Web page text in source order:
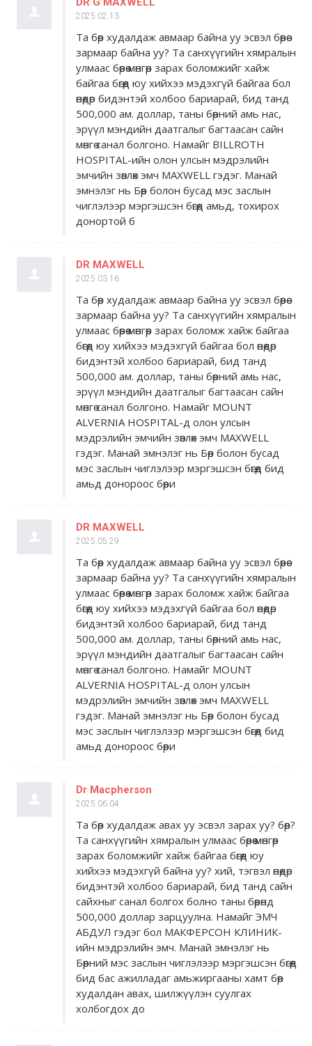
2025.02.13
Та бөөр худалдаж авмаар байна уу эсвэл бөөрөө
зармаар байна уу? Та санхүүгийн хямралын
улмаас бөөрөө мөнгөөр ​​зарах боломжийг хайж
байгаа бөгөөд юу хийхээ мэдэхгүй байгаа бол
өнөөдөр бидэнтэй холбоо бариарай, бид танд
500,000 ам. доллар, таны бөөрний амь нас,
эрүүл мэндийн даатгалыг багтаасан сайн
мөнгө санал болгоно. Намайг BILLROTH
HOSPITAL-ийн олон улсын мэдрэлийн
эмчийн зөвлөх эмч MAXWELL гэдэг. Манай
эмнэлэг нь Бөөр болон бусад мэс заслын
чиглэлээр мэргэшсэн бөгөөд амьд, тохирох
донортой б
DR MAXWELL
2025.03.16
Та бөөр худалдаж авмаар байна уу эсвэл бөөрөө
зармаар байна уу? Та санхүүгийн хямралын
улмаас бөөрөө мөнгөөр ​​зарах боломж хайж байгаа
бөгөөд юу хийхээ мэдэхгүй байгаа бол өнөөдөр
бидэнтэй холбоо бариарай, бид танд
500,000 ам. доллар, таны бөөрний амь нас,
эрүүл мэндийн даатгалыг багтаасан сайн
мөнгө санал болгоно. Намайг MOUNT
ALVERNIA HOSPITAL-д олон улсын
мэдрэлийн эмчийн зөвлөх эмч MAXWELL
гэдэг. Манай эмнэлэг нь Бөөр болон бусад
мэс заслын чиглэлээр мэргэшсэн бөгөөд бид
амьд донороос бөөри
DR MAXWELL
2025.05.29
Та бөөр худалдаж авмаар байна уу эсвэл бөөрөө
зармаар байна уу? Та санхүүгийн хямралын
улмаас бөөрөө мөнгөөр ​​зарах боломж хайж байгаа
бөгөөд юу хийхээ мэдэхгүй байгаа бол өнөөдөр
бидэнтэй холбоо бариарай, бид танд
500,000 ам. доллар, таны бөөрний амь нас,
эрүүл мэндийн даатгалыг багтаасан сайн
мөнгө санал болгоно. Намайг MOUNT
ALVERNIA HOSPITAL-д олон улсын
мэдрэлийн эмчийн зөвлөх эмч MAXWELL
гэдэг. Манай эмнэлэг нь Бөөр болон бусад
мэс заслын чиглэлээр мэргэшсэн бөгөөд бид
амьд донороос бөөри
Dr Macpherson
2025.06.04
Та бөөр худалдаж авах уу эсвэл зарах уу? бөөр?
Та санхүүгийн хямралын улмаас бөөрөө мөнгөөр ​​
зарах боломжийг хайж байгаа бөгөөд юу
хийхээ мэдэхгүй байна уу? хий, тэгвэл өнөөдөр
бидэнтэй холбоо бариарай, бид танд сайн
сайхныг санал болгох болно таны бөөрөнд
500,000 доллар зарцуулна. Намайг ЭМЧ
АБДУЛ гэдэг бол МАКФЕРСОН КЛИНИК-
ийн мэдрэлийн эмч. Манай эмнэлэг нь
Бөөрний мэс заслын чиглэлээр мэргэшсэн бөгөөд
бид бас ажилладаг амьжиргааны хамт бөөр
худалдан авах, шилжүүлэн суулгах
холбогдох до